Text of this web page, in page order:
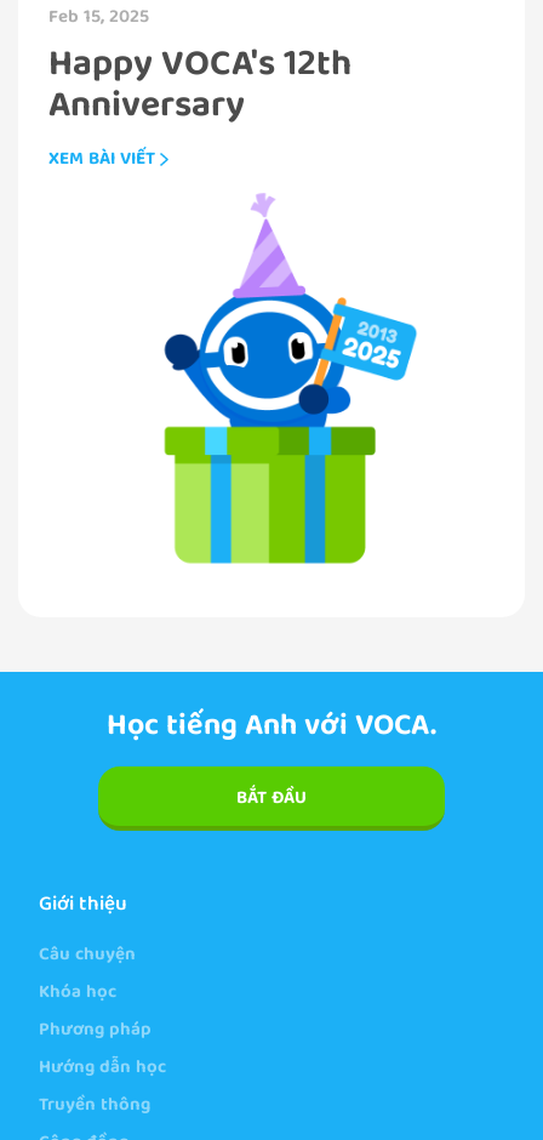
Feb 15, 2025
Happy VOCA's 12th
Anniversary
XEM BÀI VIẾT
Học tiếng Anh với VOCA.
BẮT ĐẦU
Giới thiệu
Câu chuyện
Khóa học
Phương pháp
Hướng dẫn học
Truyền thông